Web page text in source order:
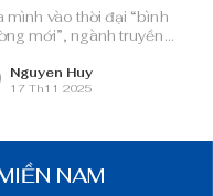
mình vào thời đại “bình
mới”, ngành truyền
lực dồi dào và chiến lược
sẵn sàng ghi danh trên
Nguyen Huy
17 Th11 2025
NAM